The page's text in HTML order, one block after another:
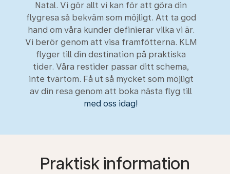
Natal. Vi gör allt vi kan för att göra din
flygresa så bekväm som möjligt. Att ta god
hand om våra kunder definierar vilka vi är.
Vi berör genom att visa framfötterna. KLM
flyger till din destination på praktiska
tider. Våra restider passar ditt schema,
inte tvärtom. Få ut så mycket som möjligt
av din resa genom att boka nästa flyg till
med oss idag!
Praktisk information